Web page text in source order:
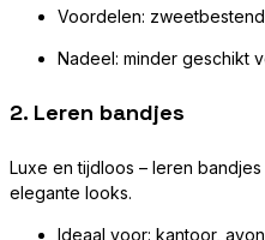
Voordelen:
Nadeel: minder geschikt
2. Leren bandjes
Luxe en tijdloos – leren
elegante looks.
Ideaal voor: kantoor,